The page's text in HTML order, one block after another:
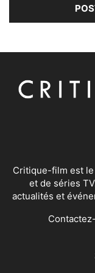
Critique-film est
et de séries
actualités et